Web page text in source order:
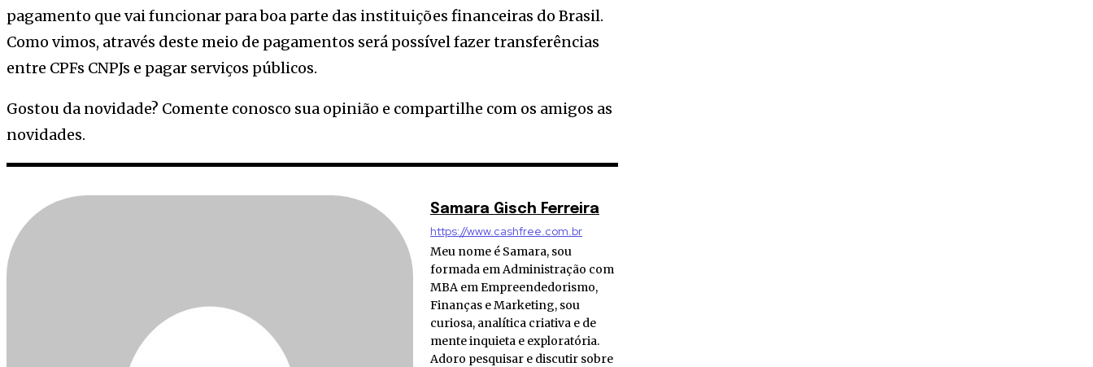
pagamento que vai funcionar para boa parte das instituições financeiras do Brasil.
Como vimos, através deste meio de pagamentos será possível fazer transferências
entre CPFs CNPJs e pagar serviços públicos.
Gostou da novidade? Comente conosco sua opinião e compartilhe com os amigos as
novidades.
Samara Gisch Ferreira
https://www.cashfree.com.br
Meu nome é Samara, sou
formada em Administração com
MBA em Empreendedorismo,
Finanças e Marketing, sou
curiosa, analítica criativa e de
mente inquieta e exploratória.
Adoro pesquisar e discutir sobre